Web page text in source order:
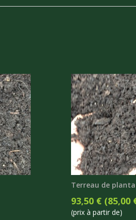
Terreau de
93,50 € (85,00
(prix à partir de)